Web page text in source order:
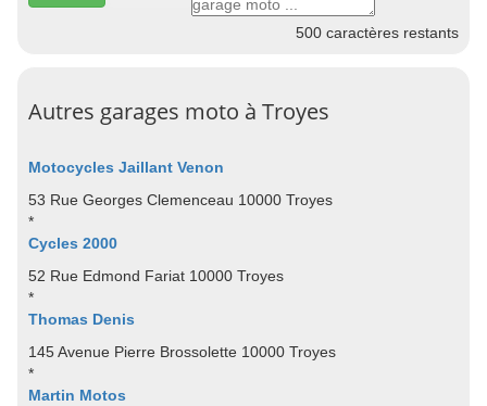
500 caractères restants
Autres garages moto à Troyes
Motocycles Jaillant Venon
53 Rue Georges Clemenceau 10000 Troyes
*
Cycles 2000
52 Rue Edmond Fariat 10000 Troyes
*
Thomas Denis
145 Avenue Pierre Brossolette 10000 Troyes
*
Martin Motos